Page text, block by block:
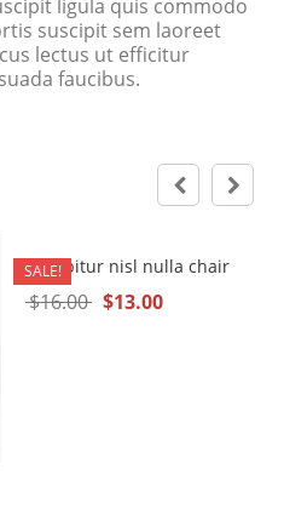
ligula quis commodo
suscipit sem laoreet
lectus ut efficitur
faucibus.
SALE!
Curabitur nisl nulla chair
$16.00 $13.00